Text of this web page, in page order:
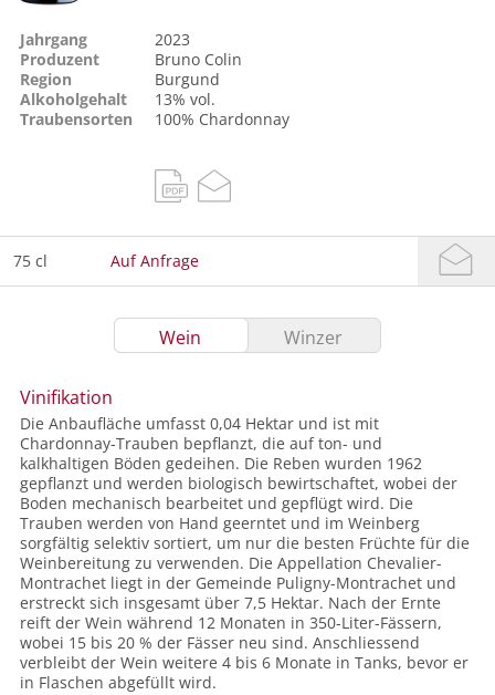
Jahrgang
2023
Produzent
Bruno Colin
Region
Burgund
Alkoholgehalt
13% vol.
Traubensorten
100% Chardonnay
75 cl Auf Anfrage
Wein Winzer
Vinifikation
Die Anbaufläche umfasst 0,04 Hektar und ist mit
Chardonnay-Trauben bepflanzt, die auf ton- und
kalkhaltigen Böden gedeihen. Die Reben wurden 1962
gepflanzt und werden biologisch bewirtschaftet, wobei der
Boden mechanisch bearbeitet und gepflügt wird. Die
Trauben werden von Hand geerntet und im Weinberg
sorgfältig selektiv sortiert, um nur die besten Früchte für die
Weinbereitung zu verwenden. Die Appellation Chevalier-
Montrachet liegt in der Gemeinde Puligny-Montrachet und
erstreckt sich insgesamt über 7,5 Hektar. Nach der Ernte
reift der Wein während 12 Monaten in 350-Liter-Fässern,
wobei 15 bis 20 % der Fässer neu sind. Anschliessend
verbleibt der Wein weitere 4 bis 6 Monate in Tanks, bevor er
in Flaschen abgefüllt wird.